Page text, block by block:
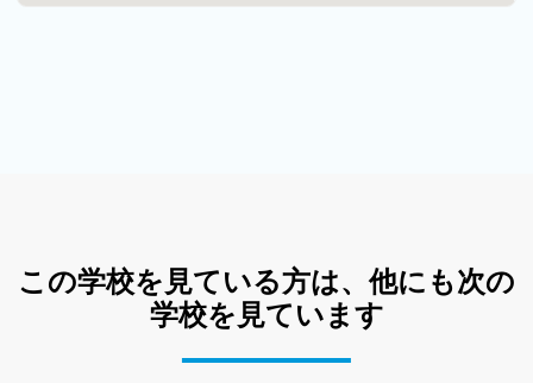
この学校を見ている方は、他にも次の
学校を見ています